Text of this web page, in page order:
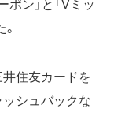
ン」と「Vミッ
住友カードを
シュバックな